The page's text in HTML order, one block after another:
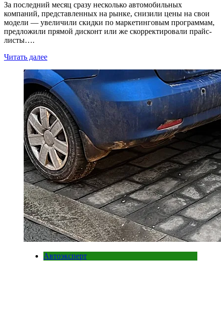
За последний месяц сразу несколько автомобильных
компаний, представленных на рынке, снизили цены на свои
модели — увеличили скидки по маркетинговым программам,
предложили прямой дисконт или же скорректировали прайс-
листы….
Читать далее
Автоэксперт